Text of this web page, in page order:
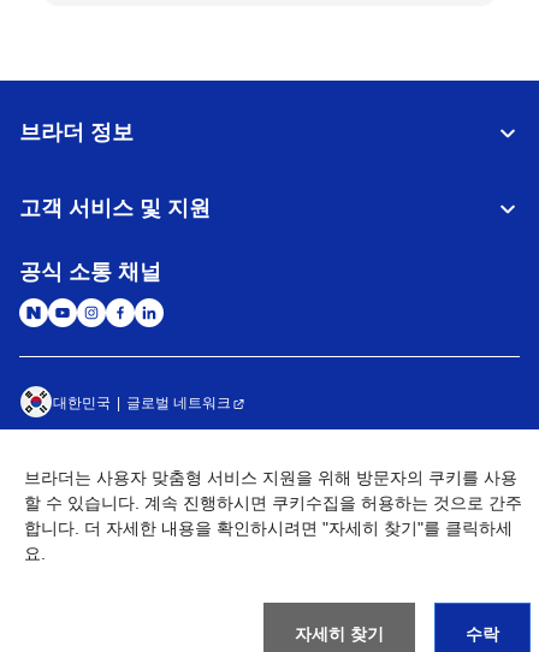
브라더는 사용자 맞춤형 서비스 지원을 위해 방문자의 쿠키를 사용
할 수 있습니다. 계속 진행하시면 쿠키수집을 허용하는 것으로 간주
합니다. 더 자세한 내용을 확인하시려면 "자세히 찾기"를 클릭하세
요.
자세히 찾기 수락
브라더 정보
고객 서비스 및 지원
공식 소통 채널
대한민국 글로벌 네트워크
개인정보취급방침 (Brother Industries, Ltd.)
Go to Global Site
©2026 BROTHER INTERNATIONAL KOREA CO., LTD. All Rights